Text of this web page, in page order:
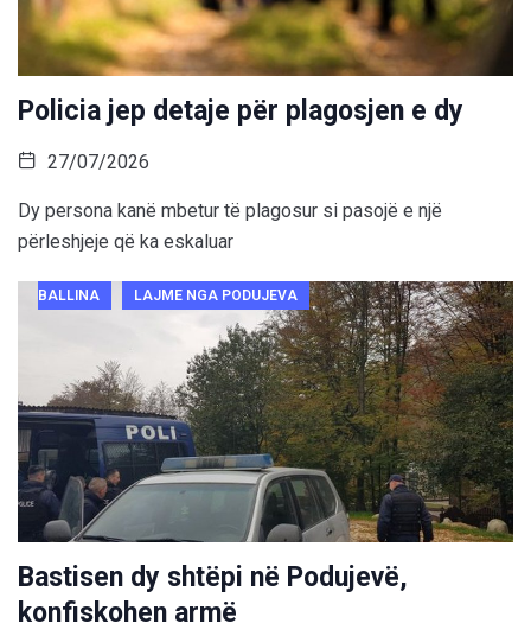
Policia jep detaje për plagosjen e dy
27/07/2026
Dy persona kanë mbetur të plagosur si pasojë e një
përleshjeje që ka eskaluar
BALLINA LAJME NGA PODUJEVA
Bastisen dy shtëpi në Podujevë,
konfiskohen armë